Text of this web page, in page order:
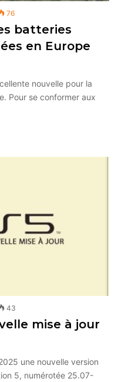
76
batteries
en Europe
nouvelle pour la
Pour se conformer aux
43
mise à jour
une nouvelle version
5, numérotée 25.07-